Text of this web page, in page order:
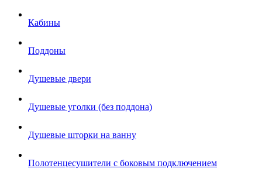
Кабины
Поддоны
Душевые двери
Душевые уголки (без поддона)
Душевые шторки на ванну
Полотенцесушители с боковым подключением